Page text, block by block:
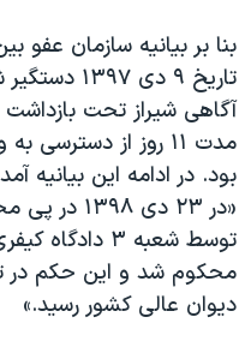
بنا بر بیانیه سازمان عفو
تاریخ ۹ دی
آگاهی شیراز تحت
مدت ۱۱ روز از
بود. در ادامه این بیانیه
«در ۲۳ دی
توسط شعبه ۳
دیوان عالی کشور رسید.»